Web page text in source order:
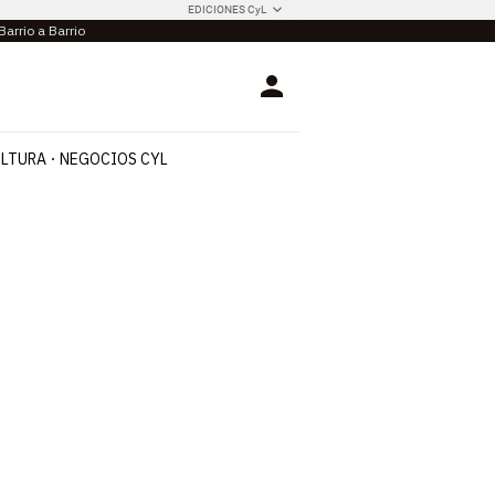
EDICIONES CyL
a Barrio
Login
NEGOCIOS CYL